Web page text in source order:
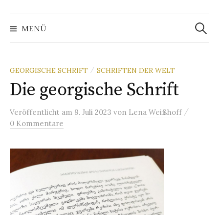
MENÜ
Suchen
nach:
GEORGISCHE SCHRIFT / SCHRIFTEN DER WELT
Die georgische Schrift
Veröffentlicht am 9. Juli 2023 von Lena Weißhoff /
0 Kommentare